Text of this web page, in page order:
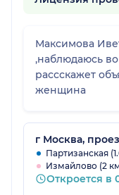
Максимова
,наблюдаюсь
рассскажет
женщина
г Москва,
Партизанская
Измайлово (2
Откроется в